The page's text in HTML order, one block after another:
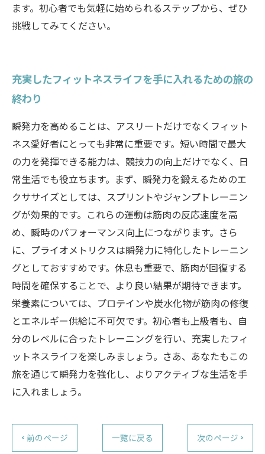
ます。初心者でも気軽に始められるステップから、ぜひ
挑戦してみてください。
充実したフィットネスライフを手に入れるための旅の
終わり
瞬発力を高めることは、アスリートだけでなくフィット
ネス愛好者にとっても非常に重要です。短い時間で最大
の力を発揮できる能力は、競技力の向上だけでなく、日
常生活でも役立ちます。まず、瞬発力を鍛えるためのエ
クササイズとしては、スプリントやジャンプトレーニン
グが効果的です。これらの運動は筋肉の反応速度を高
め、瞬時のパフォーマンス向上につながります。さら
に、プライオメトリクスは瞬発力に特化したトレーニン
グとしておすすめです。休息も重要で、筋肉が回復する
時間を確保することで、より良い結果が期待できます。
栄養素については、プロテインや炭水化物が筋肉の修復
とエネルギー供給に不可欠です。初心者も上級者も、自
分のレベルに合ったトレーニングを行い、充実したフィ
ットネスライフを楽しみましょう。さあ、あなたもこの
旅を通じて瞬発力を強化し、よりアクティブな生活を手
に入れましょう。
< 前のページ 一覧に戻る 次のページ >